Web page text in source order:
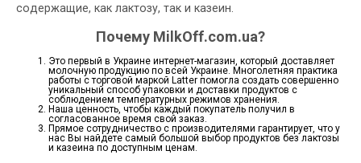
содержащие, как лактозу, так и казеин.
Почему MilkOff.com.ua?
Это первый в Украине интернет-магазин, который доставляет
молочную продукцию по всей Украине. Многолетняя практика
работы с торговой маркой Latter помогла создать совершенно
уникальный способ упаковки и доставки продуктов с
соблюдением температурных режимов хранения.
Наша ценность, чтобы каждый покупатель получил в
согласованное время свой заказ.
Прямое сотрудничество с производителями гарантирует, что у
нас Вы найдете самый большой выбор продуктов без лактозы
и казеина по доступным ценам.